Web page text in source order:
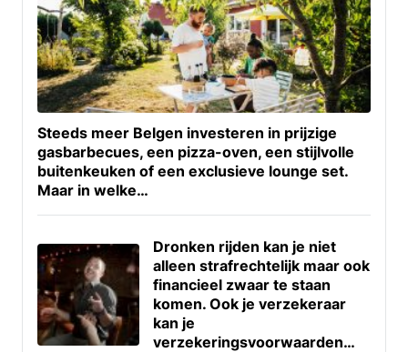
Steeds meer Belgen investeren in prijzige
gasbarbecues, een pizza-oven, een stijlvolle
buitenkeuken of een exclusieve lounge set.
Maar in welke…
Dronken rijden kan je niet
alleen strafrechtelijk maar ook
financieel zwaar te staan
komen. Ook je verzekeraar
kan je
verzekeringsvoorwaarden…